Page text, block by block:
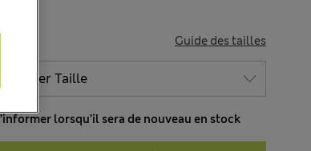
Guide des tailles
lorsqu’il sera de nouveau en stock